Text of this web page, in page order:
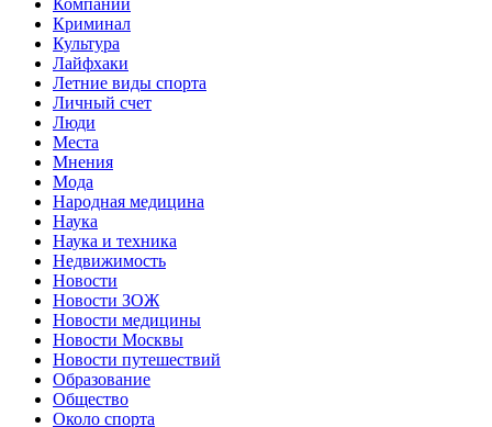
Компании
Криминал
Культура
Лайфхаки
Летние виды спорта
Личный счет
Люди
Места
Мнения
Мода
Народная медицина
Наука
Наука и техника
Недвижимость
Новости
Новости ЗОЖ
Новости медицины
Новости Москвы
Новости путешествий
Образование
Общество
Около спорта